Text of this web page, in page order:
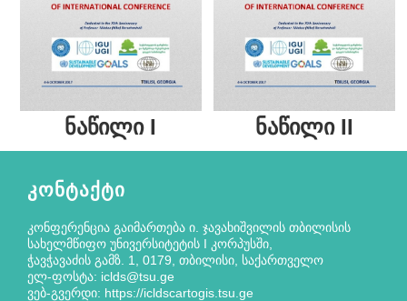
ნაწილი I ნაწილი II
ᲙᲝᲜᲢᲐᲥᲢᲘ
კონფერენცია გაიმართება ი. ჯავახიშვილის თბილისის
სახელმწიფო უნივერსიტეტის I კორპუსში,
ჭავჭავაძის გამზ. 1, 0179, თბილისი, საქართველო
ელ-ფოსტა: iclds@tsu.ge
ვებ-გვერდი: https://icldscartogis.tsu.ge